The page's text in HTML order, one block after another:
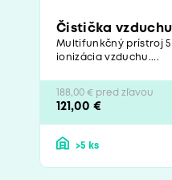
Čistička vzduchu
Multifunkčný prístroj
ionizácia vzduchu....
188,00 € pred zľavou
121,00 €
>5 ks